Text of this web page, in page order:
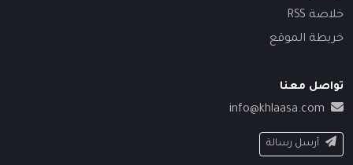
خلاصة RSS
خريطة الموقع
تواصل معنا
info@khlaasa.com
أرسل رسالة